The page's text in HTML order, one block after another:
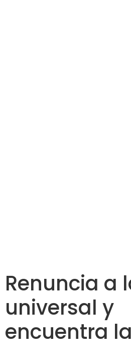
Renuncia a
universal y
encuentra